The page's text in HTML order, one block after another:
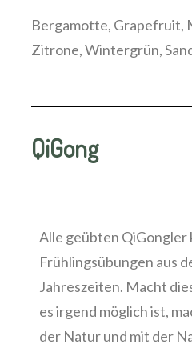
Bergamotte, Grapefruit,
Zitrone, Wintergrün,
QiGong
Alle geübten QiGongler
Frühlingsübungen aus
Jahreszeiten. Macht
es irgend möglich ist,
der Natur und mit der